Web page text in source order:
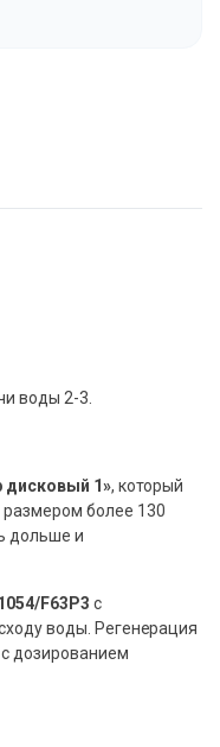
воды 2-3.
дисковый 1», который
более 130
дольше и
F63P3 с
воды. Регенерация
дозированием